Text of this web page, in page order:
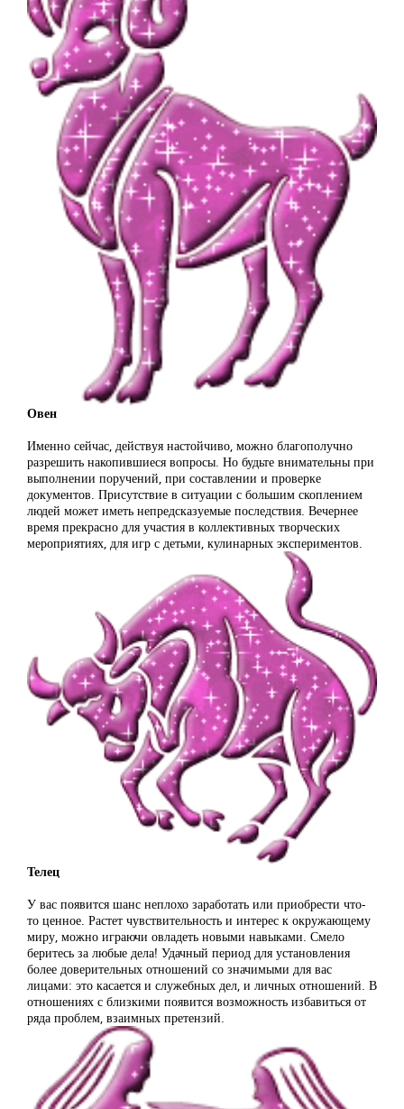
Овен
Именно сейчас, действуя настойчиво, можно благополучно
разрешить накопившиеся вопросы. Но будьте внимательны при
выполнении поручений, при составлении и проверке
документов. Присутствие в ситуации с большим скоплением
людей может иметь непредсказуемые последствия. Вечернее
время прекрасно для участия в коллективных творческих
мероприятиях, для игр с детьми, кулинарных экспериментов.
Телец
У вас появится шанс неплохо заработать или приобрести что-
то ценное. Растет чувствительность и интерес к окружающему
миру, можно играючи овладеть новыми навыками. Смело
беритесь за любые дела! Удачный период для установления
более доверительных отношений со значимыми для вас
лицами: это касается и служебных дел, и личных отношений. В
отношениях с близкими появится возможность избавиться от
ряда проблем, взаимных претензий.